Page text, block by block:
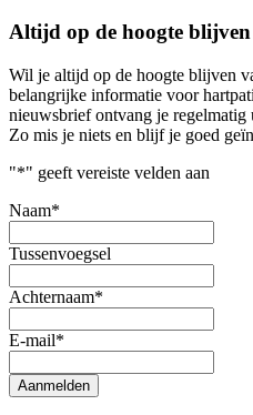
Altijd op de hoogte blijven
Wil je altijd op de hoogte blijven
belangrijke informatie voor
nieuwsbrief ontvang je regelmatig
Zo mis je niets en blijf je goed
"*" geeft vereiste velden aan
Naam*
Tussenvoegsel
Achternaam*
E-mail*
Aanmelden